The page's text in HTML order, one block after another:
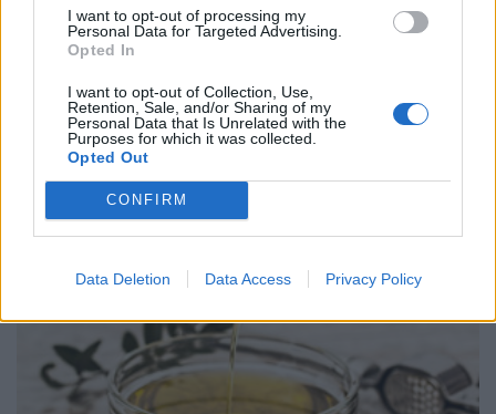
I want to opt-out of processing my
Personal Data for Targeted Advertising.
Opted In
I want to opt-out of Collection, Use,
Retention, Sale, and/or Sharing of my
Personal Data that Is Unrelated with the
Purposes for which it was collected.
Opted Out
CONFIRM
Data Deletion Data Access Privacy Policy
EcoVadis για την Εταιρική
Κοινωνική Ευθύνη
ΣΧΕΤΙΚΑ ΑΡΘΡΑ